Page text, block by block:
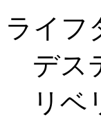
ライフ
デス
リベ